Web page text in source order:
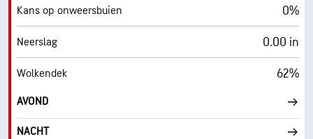
Kans op onweersbuien 0%
Neerslag 0.00 in
Wolkendek 62%
AVOND
NACHT